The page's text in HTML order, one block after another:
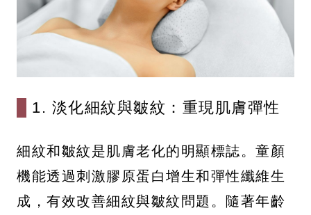
1. 淡化細紋與皺紋：重現肌膚彈性
細紋和皺紋是肌膚老化的明顯標誌。童顏
機能透過刺激膠原蛋白增生和彈性纖維生
成，有效改善細紋與皺紋問題。隨著年齡